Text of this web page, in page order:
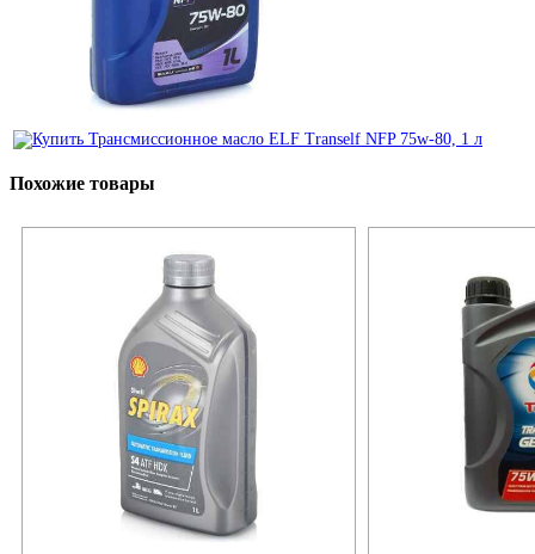
Похожие товары